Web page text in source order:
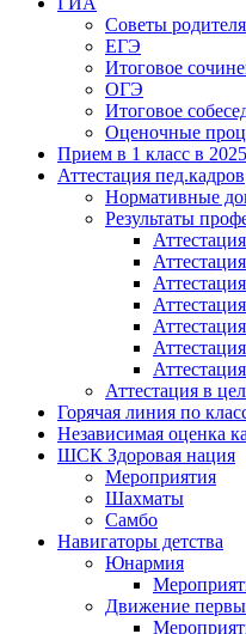
Советы
ЕГЭ
Итоговое
ОГЭ
Итоговое
Оценочные
Прием в 1 класс в
Аттестация пед.кадров
Нормативные
Результаты
Аттестация в
Горячая линия по
Независимая оценка
ШСК Здоровая нация
Мероприятия
Шахматы
Самбо
Навигаторы детства
Юнармия
Движение